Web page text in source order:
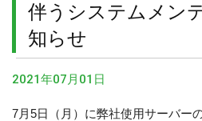
伴うシステムメン
知らせ
2021年07月01日
7月5日（月）に弊社使用サーバー